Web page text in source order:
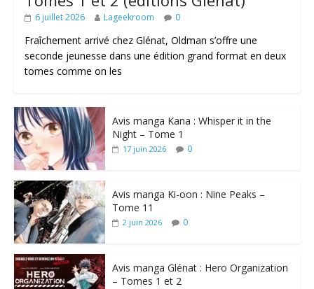
6 juillet 2026 Lageekroom 0
Fraîchement arrivé chez Glénat, Oldman s’offre une
seconde jeunesse dans une édition grand format en deux
tomes comme on les
Avis manga Kana : Whisper it in the
Night – Tome 1
17 juin 2026 0
Avis manga Ki-oon : Nine Peaks –
Tome 11
2 juin 2026 0
Avis manga Glénat : Hero Organization
– Tomes 1 et 2